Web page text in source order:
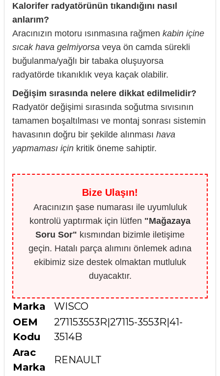
Kalorifer radyatörünün tıkandığını nasıl
anlarım?
Aracınızın motoru ısınmasına rağmen kabin içine
sıcak hava gelmiyorsa veya ön camda sürekli
buğulanma/yağlı bir tabaka oluşuyorsa
radyatörde tıkanıklık veya kaçak olabilir.
Değişim sırasında nelere dikkat edilmelidir?
Radyatör değişimi sırasında soğutma sıvısının
tamamen boşaltılması ve montaj sonrası sistemin
havasının doğru bir şekilde alınması hava
yapmaması için kritik öneme sahiptir.
Bize Ulaşın!
Aracınızın şase numarası ile uyumluluk
kontrolü yaptırmak için lütfen "Mağazaya
Soru Sor" kısmından bizimle iletişime
geçin. Hatalı parça alımını önlemek adına
ekibimiz size destek olmaktan mutluluk
duyacaktır.
Marka
WISCO
OEM
Kodu
271153553R|27115-3553R|41-
3514B
Arac
Marka
RENAULT